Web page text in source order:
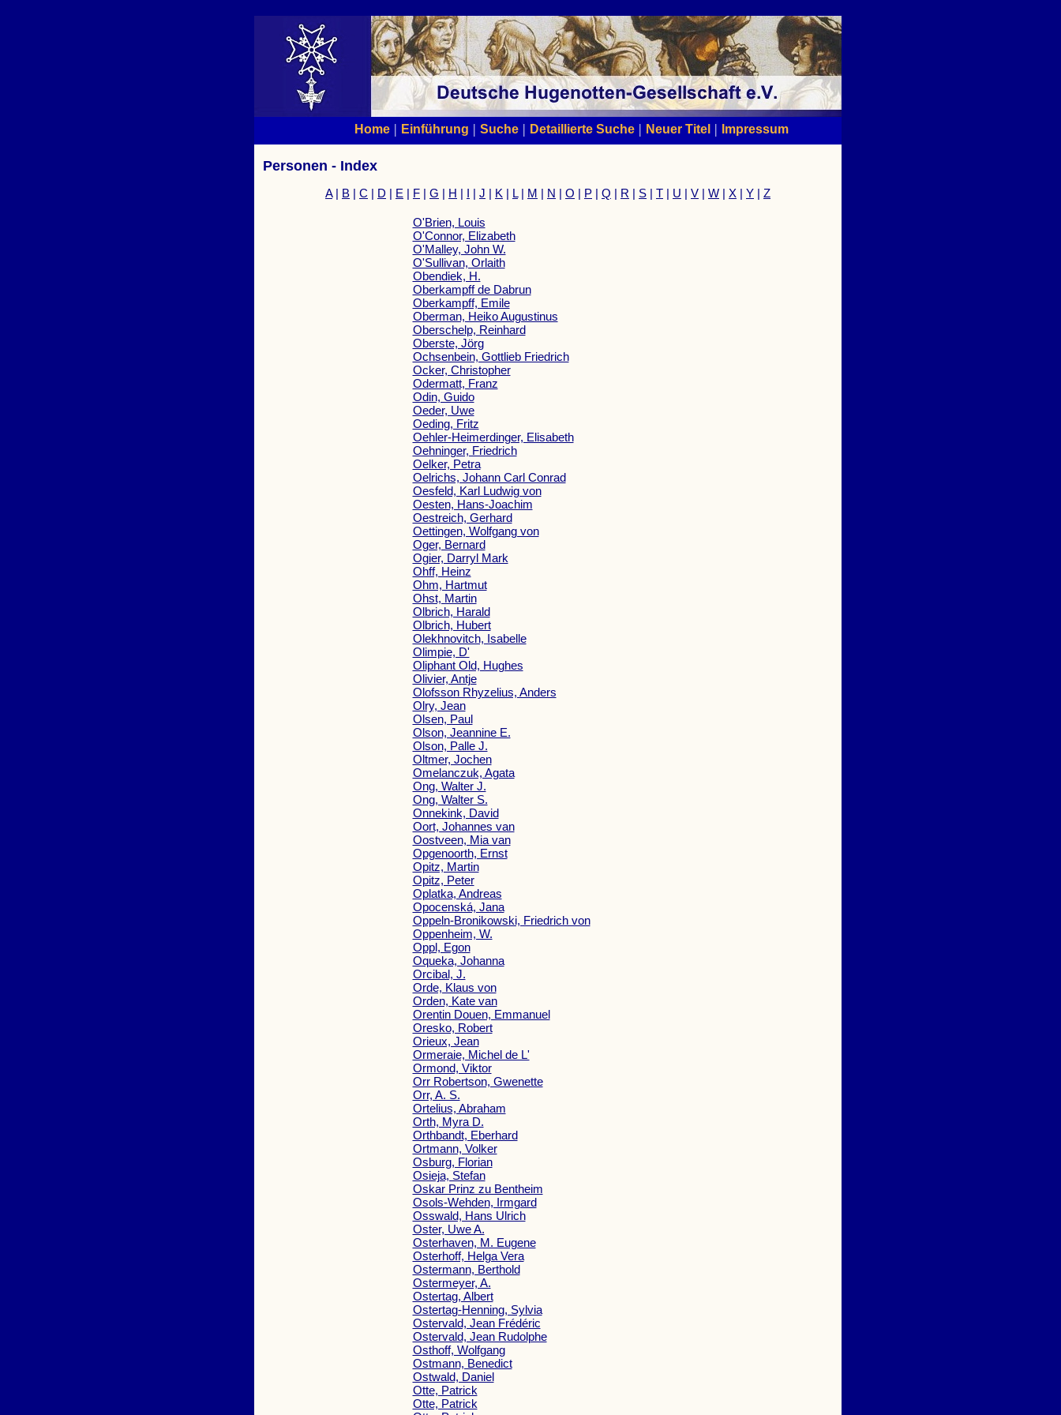
Home | Einführung | Suche | Detaillierte Suche | Neuer Titel | Impressum
Personen - Index
A| B | C | D | E | F | G | H | I | J | K | L| M | N | O | P | Q | R | S | T | U | V | W | X | Y | Z
O'Brien, Louis
O'Connor, Elizabeth
O'Malley, John W.
O'Sullivan, Orlaith
Obendiek, H.
Oberkampff de Dabrun
Oberkampff, Emile
Oberman, Heiko Augustinus
Oberschelp, Reinhard
Oberste, Jörg
Ochsenbein, Gottlieb Friedrich
Ocker, Christopher
Odermatt, Franz
Odin, Guido
Oeder, Uwe
Oeding, Fritz
Oehler-Heimerdinger, Elisabeth
Oehninger, Friedrich
Oelker, Petra
Oelrichs, Johann Carl Conrad
Oesfeld, Karl Ludwig von
Oesten, Hans-Joachim
Oestreich, Gerhard
Oettingen, Wolfgang von
Oger, Bernard
Ogier, Darryl Mark
Ohff, Heinz
Ohm, Hartmut
Ohst, Martin
Olbrich, Harald
Olbrich, Hubert
Olekhnovitch, Isabelle
Olimpie, D'
Oliphant Old, Hughes
Olivier, Antje
Olofsson Rhyzelius, Anders
Olry, Jean
Olsen, Paul
Olson, Jeannine E.
Olson, Palle J.
Oltmer, Jochen
Omelanczuk, Agata
Ong, Walter J.
Ong, Walter S.
Onnekink, David
Oort, Johannes van
Oostveen, Mia van
Opgenoorth, Ernst
Opitz, Martin
Opitz, Peter
Oplatka, Andreas
Opocenská, Jana
Oppeln-Bronikowski, Friedrich von
Oppenheim, W.
Oppl, Egon
Oqueka, Johanna
Orcibal, J.
Orde, Klaus von
Orden, Kate van
Orentin Douen, Emmanuel
Oresko, Robert
Orieux, Jean
Ormeraie, Michel de L'
Ormond, Viktor
Orr Robertson, Gwenette
Orr, A. S.
Ortelius, Abraham
Orth, Myra D.
Orthbandt, Eberhard
Ortmann, Volker
Osburg, Florian
Osieja, Stefan
Oskar Prinz zu Bentheim
Osols-Wehden, Irmgard
Osswald, Hans Ulrich
Oster, Uwe A.
Osterhaven, M. Eugene
Osterhoff, Helga Vera
Ostermann, Berthold
Ostermeyer, A.
Ostertag, Albert
Ostertag-Henning, Sylvia
Ostervald, Jean Frédéric
Ostervald, Jean Rudolphe
Osthoff, Wolfgang
Ostmann, Benedict
Ostwald, Daniel
Otte, Patrick
Otte, Patrick